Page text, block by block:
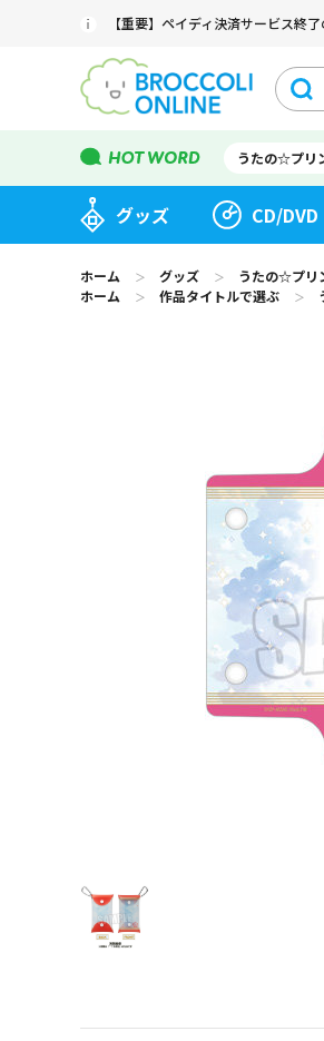
【重要】ペイディ決済サービス終
うたの☆プリ
グッズ CD/DVD
ホーム ＞ グッズ ＞
うたの☆プリ
ホーム
＞ 作品タイトルで選ぶ ＞